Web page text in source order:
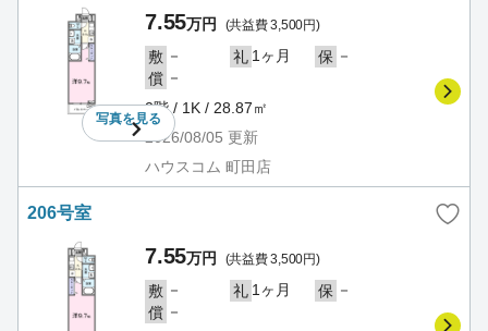
写真を見る
7.55万円 (共益費 3,500円)
敷 － 礼 1ヶ月 保 －
償 －
2階 / 1K / 28.87㎡
2026/08/05 更新
ハウスコム 町田店
206号室
7.55万円 (共益費 3,500円)
敷 － 礼 1ヶ月 保 －
償 －